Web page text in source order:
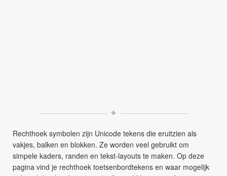
✧
Rechthoek symbolen zijn Unicode tekens die eruitzien als
vakjes, balken en blokken. Ze worden veel gebruikt om
simpele kaders, randen en tekst‑layouts te maken. Op deze
pagina vind je rechthoek toetsenbordtekens en waar mogelijk